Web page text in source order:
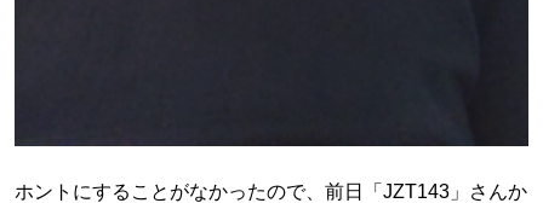
ホントにすることがなかったので、前日「JZT143」さんか